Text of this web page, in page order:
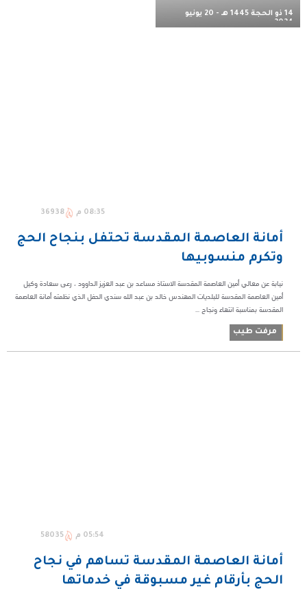
14 ذو الحجة 1445 هـ - 20 يونيو
2024 م
08:35 م 36938
أمانة العاصمة المقدسة تحتفل بنجاح الحج
وتكرم منسوبيها
نيابة عن معالي أمين العاصمة المقدسة الاستاذ مساعد بن عبد العزيز الداوود ، رعى سعادة وكيل
أمين العاصمة المقدسة للبلديات المهندس خالد بن عبد الله سندي الحفل الذي نظمته أمانة العاصمة
المقدسة بمناسبة انتهاء ونجاح ...
مرفت طيب
05:54 م 58035
أمانة العاصمة المقدسة تساهم في نجاح
الحج بأرقام غير مسبوقة في خدماتها